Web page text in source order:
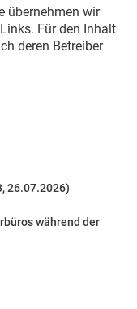
übernehmen wir
Für den Inhalt
deren Betreiber
26.07.2026)
während der